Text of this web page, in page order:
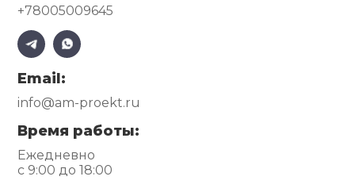
+78005009645
Email:
info@am-proekt.ru
Время работы:
Ежедневно
с 9:00 до 18:00